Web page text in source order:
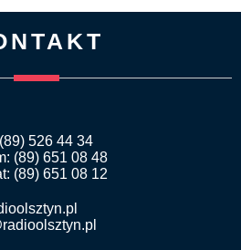
526 44 34
(89) 651 08 48
(89) 651 08 12